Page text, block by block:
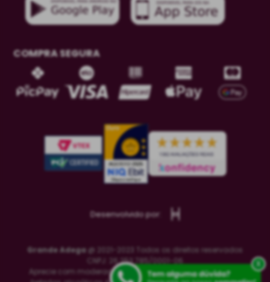
x
COMPRA SEGURA
Desenvolvido por:
Grande Adega @ 2021-2023 Todos os direitos reservados
CNPJ: 26.253.785/0001-06
Aprecie com moderação. Se beber, não dirija. A venda de